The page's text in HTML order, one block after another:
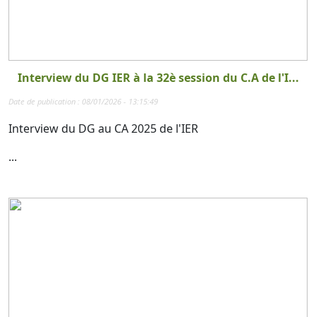
Interview du DG IER à la 32è session du C.A de l'I...
Date de publication : 08/01/2026 - 13:15:49
Interview du DG au CA 2025 de l'IER
...